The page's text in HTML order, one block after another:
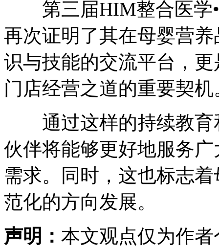
第三届HIM整合医学•
再次证明了其在母婴营
识与技能的交流平台，
门店经营之道的重要契机
通过这样的持续教育
伙伴将能够更好地服务
需求。同时，这也标志
范化的方向发展。
声明： 本文观点仅为作